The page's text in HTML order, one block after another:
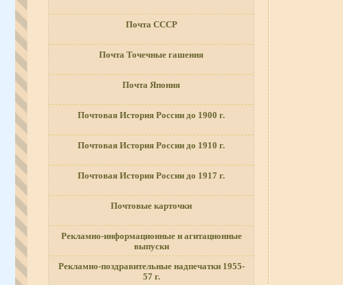
Почта СССР
Почта Точечные гашения
Почта Япония
Почтовая История России до 1900 г.
Почтовая История России до 1910 г.
Почтовая История России до 1917 г.
Почтовые карточки
Рекламно-информационные и агитационные
выпуски
Рекламно-поздравительные надпечатки 1955-
57 г.